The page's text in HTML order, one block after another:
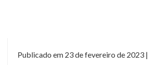
Publicado em 23 de fevereiro de 2023 |